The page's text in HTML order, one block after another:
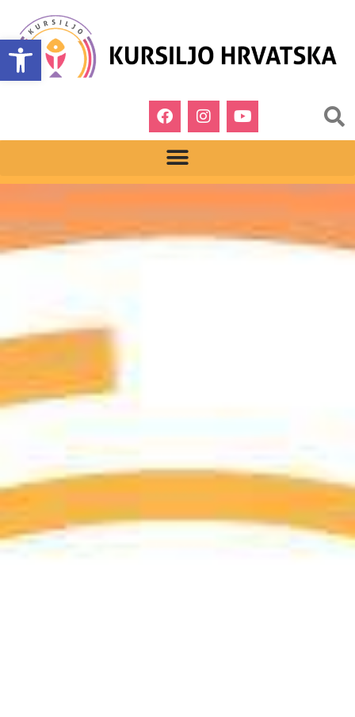
Open toolbar